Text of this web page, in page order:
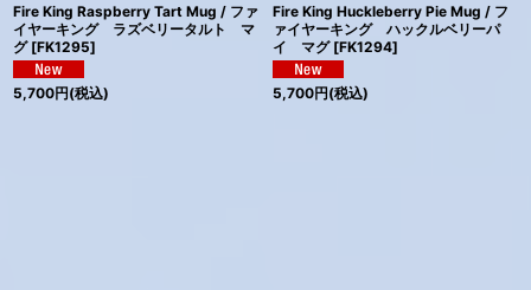
Fire King Raspberry Tart Mug / ファ
イヤーキング ラズベリータルト マ
グ [FK1295]
5,700円(税込)
Fire King Huckleberry Pie Mug / フ
ァイヤーキング ハックルベリーパ
イ マグ [FK1294]
5,700円(税込)